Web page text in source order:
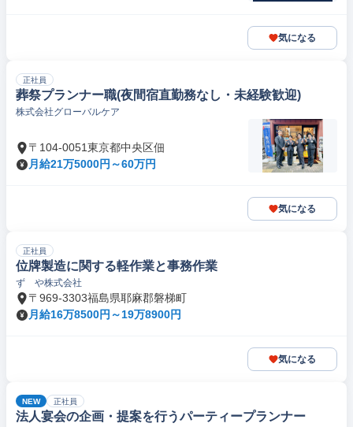
気になる
正社員
葬祭プランナー職(夜間宿直勤務なし・未経験歓迎)
株式会社グローバルケア
〒104-0051東京都中央区佃
月給21万5000円～60万円
気になる
正社員
位牌製造に関する軽作業と事務作業
ずゞや株式会社
〒969-3303福島県耶麻郡磐梯町
月給16万8500円～19万8900円
気になる
NEW 正社員
法人宴会の企画・提案を行うパーティープランナー